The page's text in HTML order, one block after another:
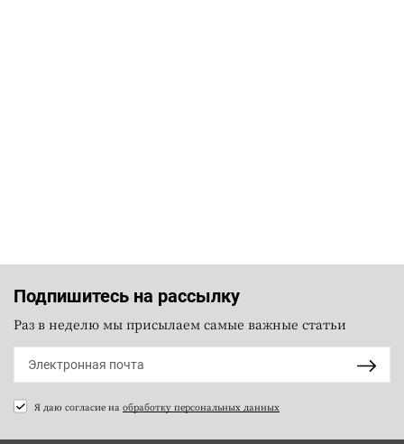
Подпишитесь на рассылку
Раз в неделю мы присылаем самые важные статьи
Я даю согласие на обработку персональных данных